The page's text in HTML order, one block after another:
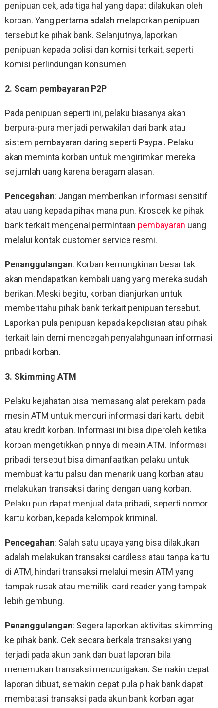
penipuan cek, ada tiga hal yang dapat dilakukan oleh
korban. Yang pertama adalah melaporkan penipuan
tersebut ke pihak bank. Selanjutnya, laporkan
penipuan kepada polisi dan komisi terkait, seperti
komisi perlindungan konsumen.
2. Scam pembayaran P2P
Pada penipuan seperti ini, pelaku biasanya akan
berpura-pura menjadi perwakilan dari bank atau
sistem pembayaran daring seperti Paypal. Pelaku
akan meminta korban untuk mengirimkan mereka
sejumlah uang karena beragam alasan.
Pencegahan: Jangan memberikan informasi sensitif
atau uang kepada pihak mana pun. Kroscek ke pihak
bank terkait mengenai permintaan pembayaran uang
melalui kontak customer service resmi.
Penanggulangan: Korban kemungkinan besar tak
akan mendapatkan kembali uang yang mereka sudah
berikan. Meski begitu, korban dianjurkan untuk
memberitahu pihak bank terkait penipuan tersebut.
Laporkan pula penipuan kepada kepolisian atau pihak
terkait lain demi mencegah penyalahgunaan informasi
pribadi korban.
3. Skimming ATM
Pelaku kejahatan bisa memasang alat perekam pada
mesin ATM untuk mencuri informasi dari kartu debit
atau kredit korban. Informasi ini bisa diperoleh ketika
korban mengetikkan pinnya di mesin ATM. Informasi
pribadi tersebut bisa dimanfaatkan pelaku untuk
membuat kartu palsu dan menarik uang korban atau
melakukan transaksi daring dengan uang korban.
Pelaku pun dapat menjual data pribadi, seperti nomor
kartu korban, kepada kelompok kriminal.
Pencegahan: Salah satu upaya yang bisa dilakukan
adalah melakukan transaksi cardless atau tanpa kartu
di ATM, hindari transaksi melalui mesin ATM yang
tampak rusak atau memiliki card reader yang tampak
lebih gembung.
Penanggulangan: Segera laporkan aktivitas skimming
ke pihak bank. Cek secara berkala transaksi yang
terjadi pada akun bank dan buat laporan bila
menemukan transaksi mencurigakan. Semakin cepat
laporan dibuat, semakin cepat pula pihak bank dapat
membatasi transaksi pada akun bank korban agar